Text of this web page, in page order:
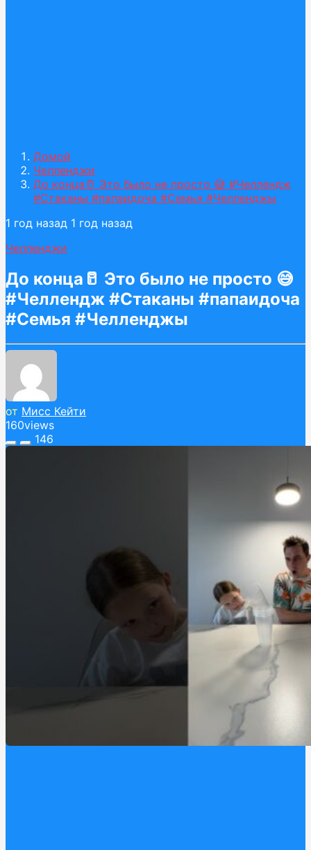
Домой
Челленджи
До конца🥛 Это было не просто 😅 #Челлендж
#Стаканы #папаидоча #Семья #Челленджы
1 год назад 1 год назад
Челленджи
До конца🥛 Это было не просто 😅
#Челлендж #Стаканы #папаидоча
#Семья #Челленджы
от Мисс Кейти
160views
146